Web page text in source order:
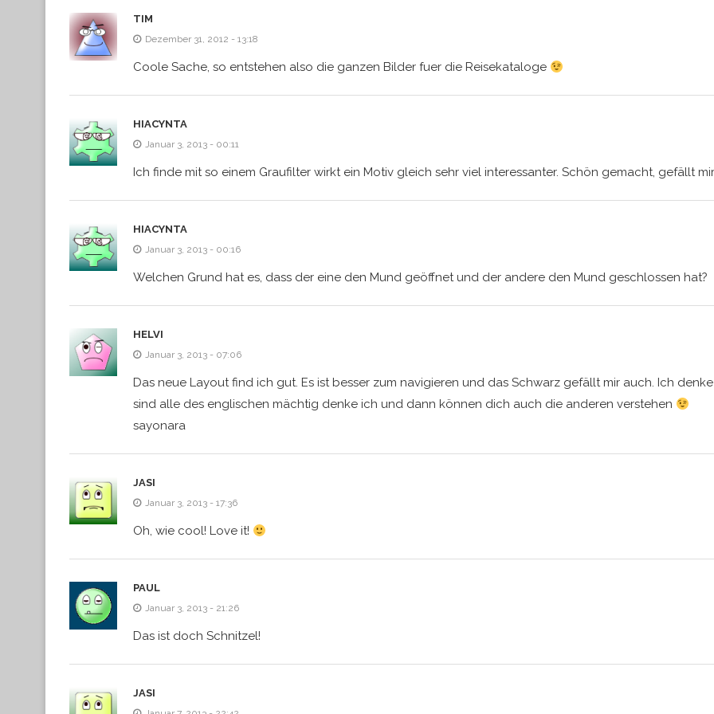
TIM
Dezember 31, 2012 - 13:18
Coole Sache, so entstehen also die ganzen Bilder fuer die Reisekataloge
HIACYNTA
Januar 3, 2013 - 00:11
Ich finde mit so einem Graufilter wirkt ein Motiv gleich sehr viel interessanter. Schön gemacht, gefällt mir
HIACYNTA
Januar 3, 2013 - 00:16
Welchen Grund hat es, dass der eine den Mund geöffnet und der andere den Mund geschlossen hat?
HELVI
Januar 3, 2013 - 07:06
Das neue Layout find ich gut. Es ist besser zum navigieren und das Schwarz gefällt mir auch. Ich
sind alle des englischen mächtig denke ich und dann können dich auch die anderen verstehen
sayonara
JASI
Januar 3, 2013 - 17:36
Oh, wie cool! Love it!
PAUL
Januar 3, 2013 - 21:26
Das ist doch Schnitzel!
JASI